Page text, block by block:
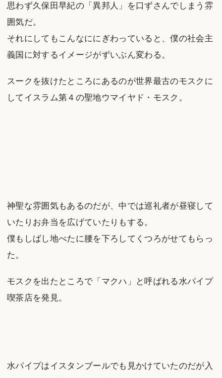
思わず久保田早紀の「異邦人」を口ずさんでしまう雰
囲気だ。
それにしてもこんなににぎわっていると、僕の社会主
義国に対するイメージがずいぶん変わる。
スークを抜けたところにあるのが世界最古のモスクに
してイスラム第４の聖地ウマイヤド・モスク。
神聖な雰囲気もあるのだが、中では巡礼者が昼寝して
いたりお弁当を広げていたりもする。
僕もしばし地べたに腰を下ろしてくつろがせてもらっ
た。
モスクを出たところで「マクハ」と呼ばれる水パイプ
喫茶店を発見。
水パイプはイスタンブールでも見かけていたのだが入